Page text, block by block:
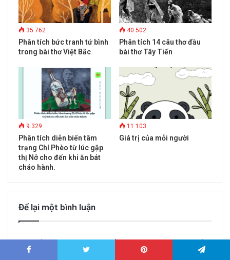
35.762
Phân tích bức tranh tứ bình
trong bài thơ Việt Bắc
40.502
Phân tích 14 câu thơ đầu
bài thơ Tây Tiến
9.329
Phân tích diễn biến tâm
trạng Chí Phèo từ lúc gặp
thị Nở cho đến khi ăn bát
cháo hành.
11.103
Giá trị của mỗi người
Để lại một bình luận
buộc được đánh dấu
*